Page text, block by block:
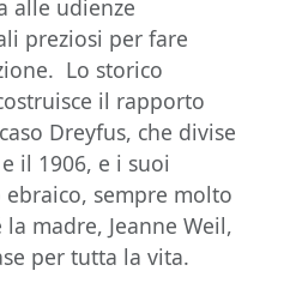
alle udienze
preziosi per fare
Lo storico
il rapporto
Dreyfus, che divise
il 1906, e i suoi
sempre molto
madre, Jeanne Weil,
per tutta la vita.